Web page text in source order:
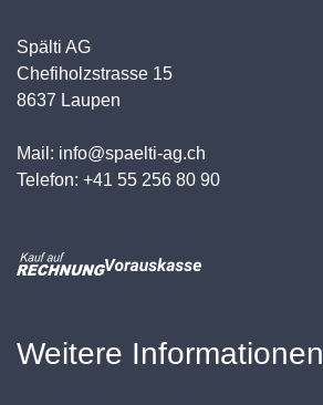
Spälti AG
Chefiholzstrasse 15
8637 Laupen
Mail: info@spaelti-ag.ch
Telefon: +41 55 256 80 90
Weitere Informationen